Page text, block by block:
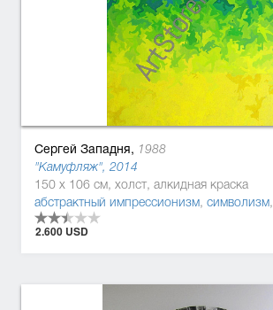
Сергей Западня, 1988
"Камуфляж", 2014
150 x 106 см, холст, алкидная краска
абстрактный импрессионизм, символизм,
2.600 USD